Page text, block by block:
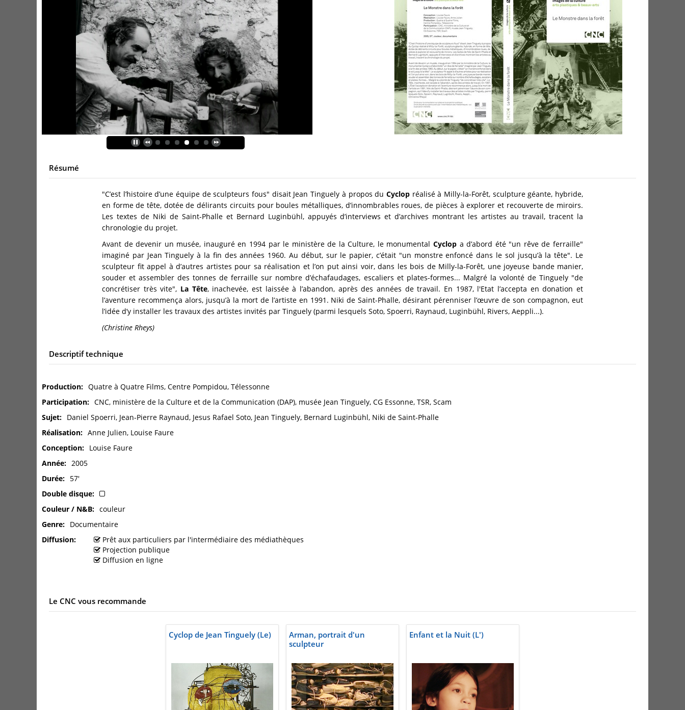
Résumé
"C’est l’histoire d’une équipe de sculpteurs fous" disait Jean Tinguely à propos du Cyclopréalisé à Milly-la-Forêt, sculpture géante, hybride,
en forme de tête, dotée de délirants circuits pour boules métalliques, d’innombrables roues, de pièces à explorer et recouverte de miroirs.
Les textes de Niki de Saint-Phalle et Bernard Luginbühl, appuyés d’interviews et d’archives montrant les artistes au travail, tracent la
chronologie du projet.
Avant de devenir un musée, inauguré en 1994 par le ministère de la Culture, le monumentalCyclop a d’abord été "un rêve de ferraille"
imaginé par Jean Tinguely à la fin des années 1960. Au début, sur le papier, c’était "un monstre enfoncé dans le sol jusqu’à la tête". Le
sculpteur fit appel à d’autres artistes pour sa réalisation et l’on put ainsi voir, dans les bois de Milly-la-Forêt, une joyeuse bande manier,
souder et assembler des tonnes de ferraille sur nombre d’échafaudages, escaliers et plates-formes... Malgré la volonté de Tinguely "de
concrétiser très vite", La Tête, inachevée, est laissée à l’abandon, après des années de travail. En 1987, l'Etat l’accepta en donation et
l’aventure recommença alors, jusqu’à la mort de l’artiste en 1991. Niki de Saint-Phalle, désirant pérenniser l’œuvre de son compagnon, eut
l’idée d’y installer les travaux des artistes invités par Tinguely (parmi lesquels Soto, Spoerri, Raynaud, Luginbühl, Rivers, Aeppli...).
(Christine Rheys)
Descriptif technique
Production
Quatre à Quatre Films, Centre Pompidou, Télessonne
Participation
CNC, ministère de la Culture et de la Communication (DAP), musée Jean Tinguely, CG Essonne, TSR, Scam
Sujet
Daniel Spoerri, Jean-Pierre Raynaud, Jesus Rafael Soto, Jean Tinguely, Bernard Luginbühl, Niki de Saint-Phalle
Réalisation
Anne Julien, Louise Faure
Conception
Louise Faure
Année
2005
Durée
57'
Double disque
Couleur / N&B
couleur
Genre
Documentaire
Diffusion
Prêt aux particuliers par l'intermédiaire des médiathèques
Projection publique
Diffusion en ligne
Le CNC vous recommande
Cyclop de Jean Tinguely (Le)
Arman, portrait d'un
sculpteur
Enfant et la Nuit (L')